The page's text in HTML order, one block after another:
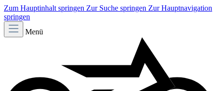
Zum Hauptinhalt springen Zur Suche springen Zur Hauptnavigation
springen
Menü